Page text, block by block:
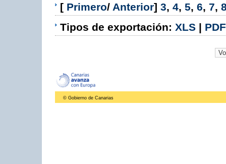
[ Primero/ Anterior] 3, 4, 5, 6, 7,
Tipos de exportación: XLS | PDF
© Gobierno de Canarias